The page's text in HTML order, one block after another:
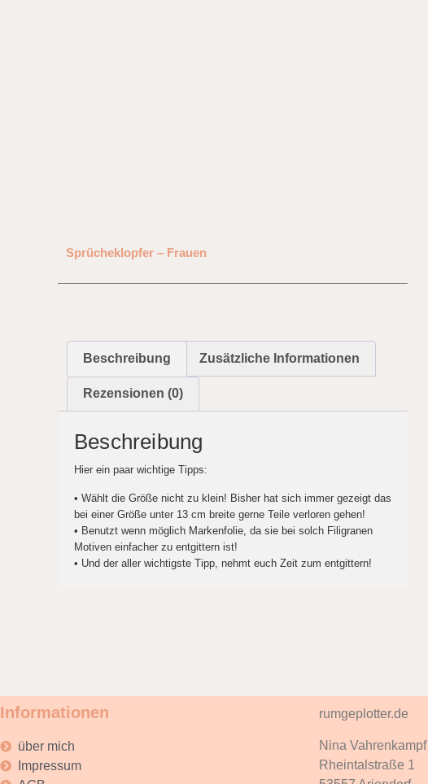
Sprücheklopfer – Frauen
Beschreibung Zusätzliche Informationen
Rezensionen (0)
Beschreibung
Hier ein paar wichtige Tipps:
• Wählt die Größe nicht zu klein! Bisher hat sich immer gezeigt das
bei einer Größe unter 13 cm breite gerne Teile verloren gehen!
• Benutzt wenn möglich Markenfolie, da sie bei solch Filigranen
Motiven einfacher zu entgittern ist!
• Und der aller wichtigste Tipp, nehmt euch Zeit zum entgittern!
Informationen
über mich
Impressum
rumgeplotter.de
Nina Vahrenkampf
Rheintalstraße 1